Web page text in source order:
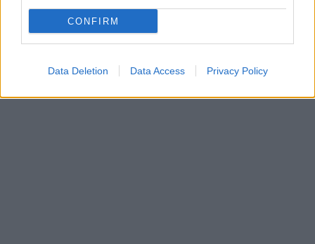
CONFIRM
Data Deletion Data Access Privacy Policy